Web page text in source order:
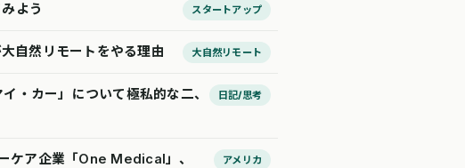
よう スタートアップ
自然リモートをやる理由 大自然リモート
・カー」について極私的な二、
日記/思考
ケア企業「One Medical」、
アメリカ